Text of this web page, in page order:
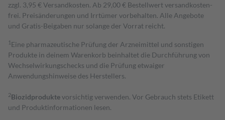
zzgl. 3,95 € Versandkosten. Ab 29,00 € Bestell­wert versand­kosten­
frei. Preisänderungen und Irrtümer vorbehalten. Alle Angebote
und Gratis-Beigaben nur solange der Vorrat reicht.
1 Eine pharmazeutische Prüfung der Arzneimittel und sonstigen
Produkte in deinem Warenkorb beinhaltet die Durchführung von
Wechselwirkungschecks und die Prüfung etwaiger
Anwendungshinweise des Herstellers.
2Biozidproduktevorsichtig verwenden. Vor Gebrauch stets Etikett
und Produktinformationen lesen.